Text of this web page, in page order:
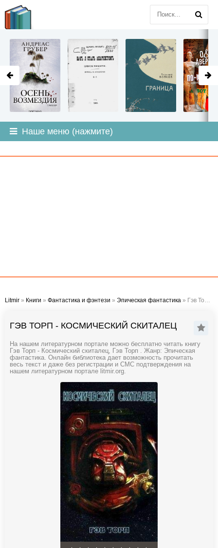
Наше меню (нажмите)
Litmir » Книги » Фантастика и фэнтези » Эпическая фантастика » Гэв Торп - Космический скиталец
ГЭВ ТОРП - КОСМИЧЕСКИЙ СКИТАЛЕЦ
На нашем литературном портале можно бесплатно читать книгу
Гэв Торп - Космический скиталец, Гэв Торп . Жанр: Эпическая
фантастика. Онлайн библиотека дает возможность прочитать
весь текст и даже без регистрации и СМС подтверждения на
нашем литературном портале litmir.org.
LITMIR.ORG